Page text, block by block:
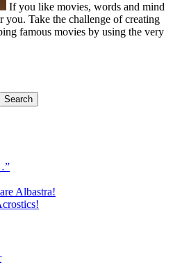
If you like movies, words and mind
you. Take the challenge of creating
famous movies by using the very
Albastra!